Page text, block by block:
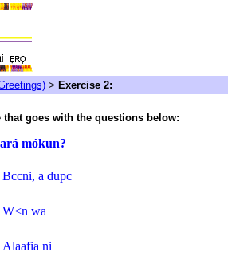
> Exercise 2:
that goes with the questions below:
mókun?
Bccni, a dupc
W<n wa
Alaafia ni